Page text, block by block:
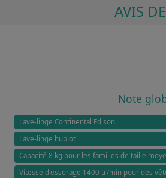
AVIS
Note
Lave-linge Continental Edison
Lave-linge hublot
Capacité 8 kg pour les familles de taille
Vitesse d'essorage 1400 tr/min pour des